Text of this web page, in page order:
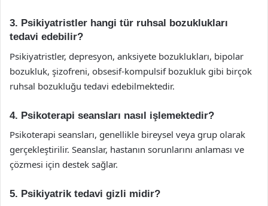
3. Psikiyatristler hangi tür ruhsal bozuklukları
tedavi edebilir?
Psikiyatristler, depresyon, anksiyete bozuklukları, bipolar
bozukluk, şizofreni, obsesif-kompulsif bozukluk gibi birçok
ruhsal bozukluğu tedavi edebilmektedir.
4. Psikoterapi seansları nasıl işlemektedir?
Psikoterapi seansları, genellikle bireysel veya grup olarak
gerçekleştirilir. Seanslar, hastanın sorunlarını anlaması ve
çözmesi için destek sağlar.
5. Psikiyatrik tedavi gizli midir?